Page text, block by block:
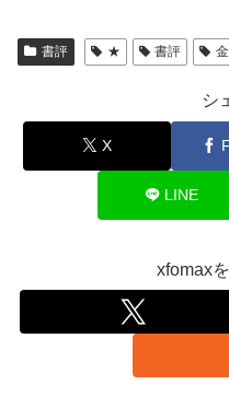
書評 ★ 書評
シ
X
LINE
xfomax